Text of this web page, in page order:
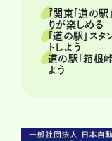
『関東「道の
りが楽しめる
「道の駅」ス
トしよう
道の駅「箱根
よう